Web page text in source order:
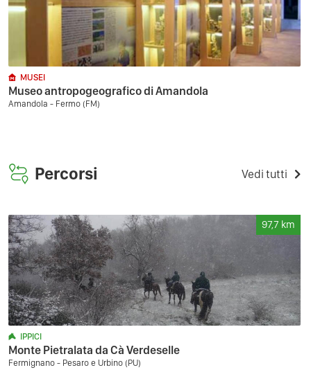
MUSEI
Museo antropogeografico di Amandola
Amandola - Fermo (FM)
Percorsi Vedi tutti
97,7 km
IPPICI
Monte Pietralata da Cà Verdeselle
Fermignano - Pesaro e Urbino (PU)